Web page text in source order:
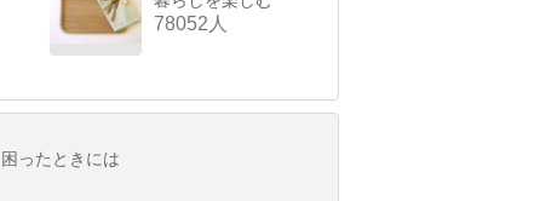
78052人
困ったときには